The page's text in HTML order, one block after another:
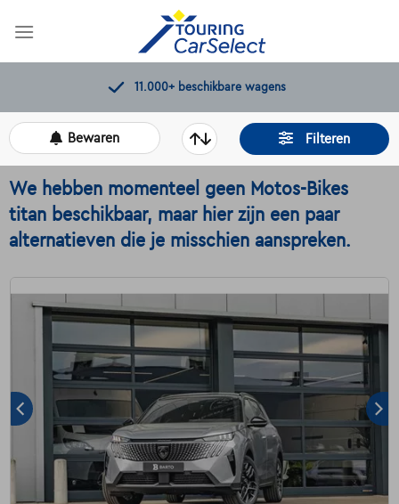
Kwaliteitscontroles door Touring
Filteren
Bewaren
We hebben momenteel geen Motos-Bikes
titan beschikbaar, maar hier zijn een paar
alternatieven die je misschien aanspreken.